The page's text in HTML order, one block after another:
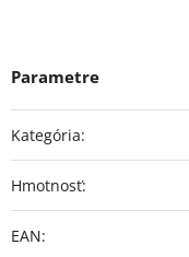
Kategória:
Hmotnosť:
EAN: